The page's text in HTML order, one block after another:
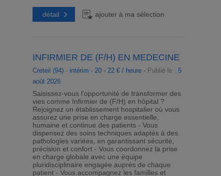
détail ajouter à ma sélection
INFIRMIER DE (F/H) EN MEDECINE
Creteil (94)- intérim - 20 - 22 € / heure - Publié le : 5
août 2026
Saisissez-vous l'opportunité de transformer des
vies comme Infirmier de (F/H) en hôpital ?
Rejoignez un établissement hospitalier où vous
assurez une prise en charge essentielle,
humaine et continue des patients - Vous
dispensez des soins techniques adaptés à des
pathologies variées, en garantissant sécurité,
précision et confort - Vous coordonnez la prise
en charge globale avec une équipe
pluridisciplinaire engagée auprès de chaque
patient - Vous accompagnez les familles et